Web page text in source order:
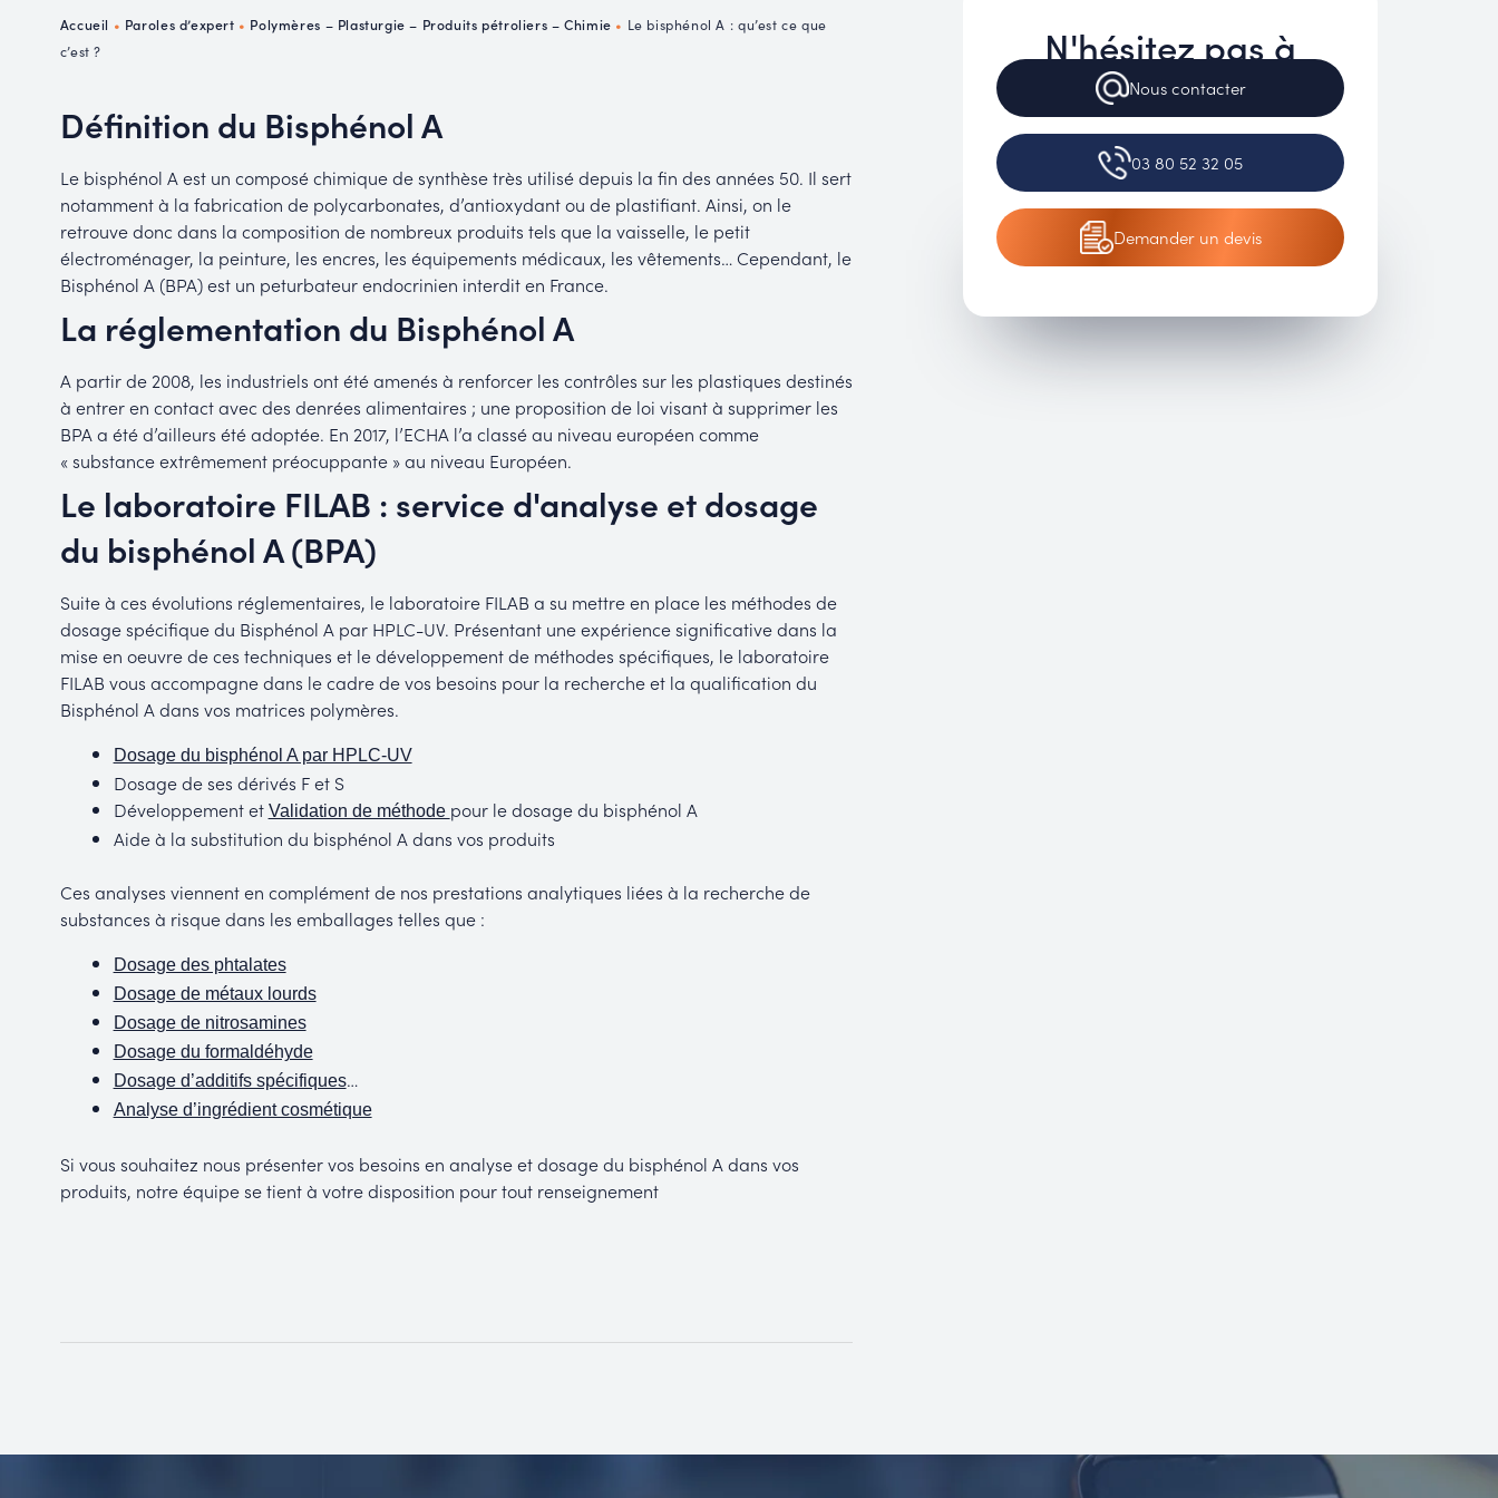
PMUC
REACH
Accueil • Paroles d’expert • Polymères – Plasturgie – Produits pétroliers – Chimie • Le bisphénol A : qu’est ce que
c’est ?
Définition du Bisphénol A
Le bisphénol A est un composé chimique de synthèse très utilisé depuis la fin des années 50. Il sert
notamment à la fabrication de polycarbonates, d’antioxydant ou de plastifiant. Ainsi, on le
retrouve donc dans la composition de nombreux produits tels que la vaisselle, le petit
électroménager, la peinture, les encres, les équipements médicaux, les vêtements… Cependant, le
Bisphénol A (BPA) est un peturbateur endocrinien interdit en France.
La réglementation du Bisphénol A
A partir de 2008, les industriels ont été amenés à renforcer les contrôles sur les plastiques destinés
à entrer en contact avec des denrées alimentaires ; une proposition de loi visant à supprimer les
BPA a été d’ailleurs été adoptée. En 2017, l’ECHA l’a classé au niveau européen comme
« substance extrêmement préocuppante » au niveau Européen.
Le laboratoire FILAB : service d'analyse et dosage
du bisphénol A (BPA)
Suite à ces évolutions réglementaires, le laboratoire FILAB a su mettre en place les méthodes de
dosage spécifique du Bisphénol A par HPLC-UV. Présentant une expérience significative dans la
mise en oeuvre de ces techniques et le développement de méthodes spécifiques, le laboratoire
FILAB vous accompagne dans le cadre de vos besoins pour la recherche et la qualification du
Bisphénol A dans vos matrices polymères.
Dosage du bisphénol A par HPLC-UV
Dosage de ses dérivés F et S
Développement et Validation de méthode pour le dosage du bisphénol A
Aide à la substitution du bisphénol A dans vos produits
Ces analyses viennent en complément de nos prestations analytiques liées à la recherche de
substances à risque dans les emballages telles que :
Dosage des phtalates
Dosage de métaux lourds
Dosage de nitrosamines
Dosage du formaldéhyde
Dosage d’additifs spécifiques…
Analyse d’ingrédient cosmétique
Si vous souhaitez nous présenter vos besoins en analyse et dosage du bisphénol A dans vos
produits, notre équipese tient à votre disposition pour tout renseignement
N'hésitez pas à
Nouscontacter
03 80 52 32 05
Demanderun devis